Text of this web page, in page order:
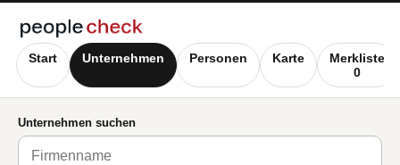
Start Unternehmen Personen Karte
Merkliste
0
Unternehmen suchen